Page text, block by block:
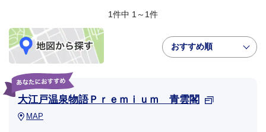
1件中 1～1件
おすすめ順
大江戸温泉物語Ｐｒｅｍｉｕｍ 青雲閣
MAP